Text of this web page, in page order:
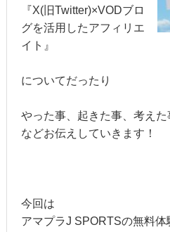
『X(旧Twitter)×VODブロ
グを活用したアフィリエ
イト』
についてだったり
やった事、起きた事、考えた
などお伝えしていきます！
今回は
アマプラJ SPORTSの無料体